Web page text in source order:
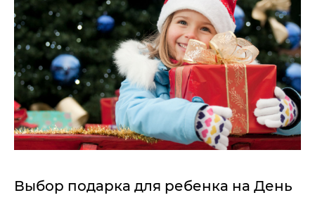
Выбор подарка для ребенка на День